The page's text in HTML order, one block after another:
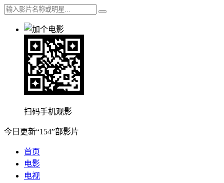
扫码手机观影
今日更新“154”部影片
首页
电影
电视